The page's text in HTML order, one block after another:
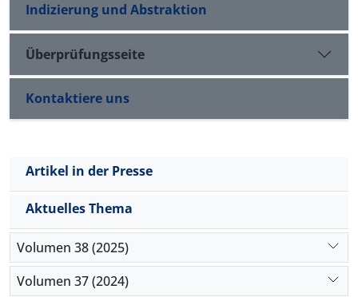
Indizierung und Abstraktion
Überprüfungsseite
Kontaktiere uns
Artikel in der Presse
Aktuelles Thema
Volumen 38 (2025)
Volumen 37 (2024)